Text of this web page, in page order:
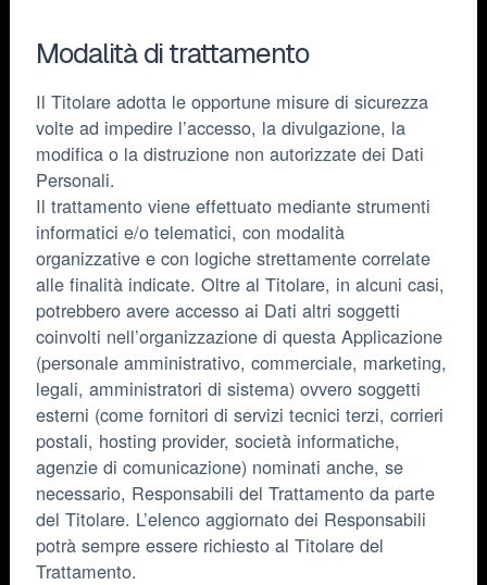
Modalità di trattamento
Il Titolare adotta le opportune misure di sicurezza
volte ad impedire l’accesso, la divulgazione, la
modifica o la distruzione non autorizzate dei Dati
Personali.
Il trattamento viene effettuato mediante strumenti
informatici e/o telematici, con modalità
organizzative e con logiche strettamente correlate
alle finalità indicate. Oltre al Titolare, in alcuni casi,
potrebbero avere accesso ai Dati altri soggetti
coinvolti nell’organizzazione di questa Applicazione
(personale amministrativo, commerciale, marketing,
legali, amministratori di sistema) ovvero soggetti
esterni (come fornitori di servizi tecnici terzi, corrieri
postali, hosting provider, società informatiche,
agenzie di comunicazione) nominati anche, se
necessario, Responsabili del Trattamento da parte
del Titolare. L’elenco aggiornato dei Responsabili
potrà sempre essere richiesto al Titolare del
Trattamento.